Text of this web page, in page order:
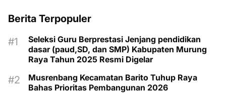
Berita Terpopuler
Seleksi Guru Berprestasi Jenjang pendidikan
dasar (paud,SD, dan SMP) Kabupaten Murung
Raya Tahun 2025 Resmi Digelar
Musrenbang Kecamatan Barito Tuhup Raya
Bahas Prioritas Pembangunan 2026